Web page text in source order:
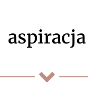
aspiracja